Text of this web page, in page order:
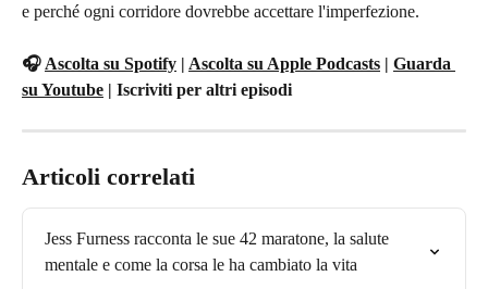
e perché ogni corridore dovrebbe accettare l'imperfezione.
🎧 Ascolta su Spotify | Ascolta su Apple Podcasts | Guarda
su Youtube | Iscriviti per altri episodi
Articoli correlati
Jess Furness racconta le sue 42 maratone, la salute
mentale e come la corsa le ha cambiato la vita